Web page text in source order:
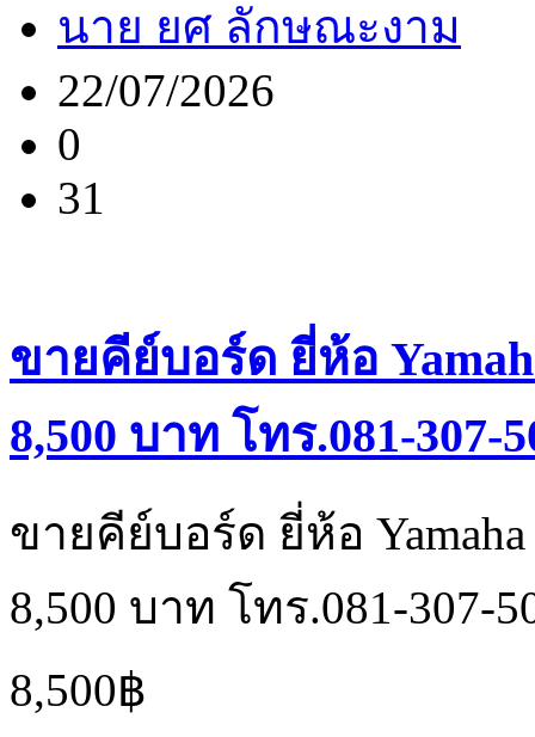
นาย ยศ ลักษณะงาม
22/07/2026
0
31
ขายคีย์บอร์ด ยี่ห้อ
8,500 บาท โทร.081-307-
ขายคีย์บอร์ด ยี่ห้อ
8,500 บาท โทร.081-307-
8,500฿